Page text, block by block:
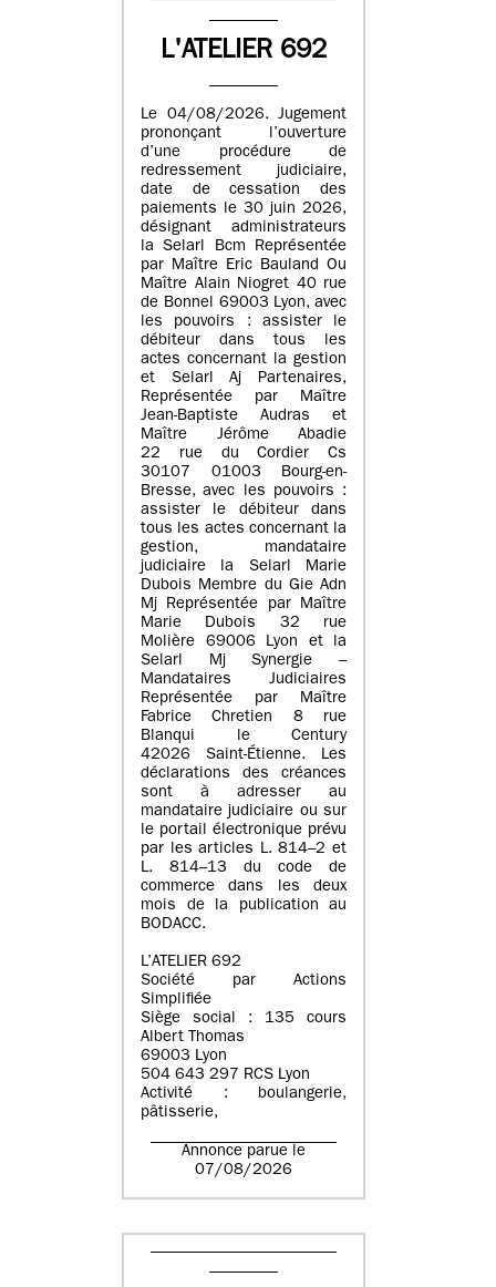
L'ATELIER 692
Le 04/08/2026. Jugement
prononçant l’ouverture
d’une procédure de
redressement judiciaire,
date de cessation des
paiements le 30 juin 2026,
désignant administrateurs
la Selarl Bcm Représentée
par Maître Eric Bauland Ou
Maître Alain Niogret 40 rue
de Bonnel 69003 Lyon, avec
les pouvoirs : assister le
débiteur dans tous les
actes concernant la gestion
et Selarl Aj Partenaires,
Représentée par Maître
Jean-Baptiste Audras et
Maître Jérôme Abadie
22 rue du Cordier Cs
30107 01003 Bourg-en-
Bresse, avec les pouvoirs :
assister le débiteur dans
tous les actes concernant la
gestion, mandataire
judiciaire la Selarl Marie
Dubois Membre du Gie Adn
Mj Représentée par Maître
Marie Dubois 32 rue
Molière 69006 Lyon et la
Selarl Mj Synergie –
Mandataires Judiciaires
Représentée par Maître
Fabrice Chretien 8 rue
Blanqui le Century
42026 Saint-Étienne. Les
déclarations des créances
sont à adresser au
mandataire judiciaire ou sur
le portail électronique prévu
par les articles L. 814–2 et
L. 814–13 du code de
commerce dans les deux
mois de la publication au
BODACC.
L’ATELIER 692
Société par Actions
Simplifiée
Siège social : 135 cours
Albert Thomas
69003 Lyon
504 643 297 RCS Lyon
Activité : boulangerie,
pâtisserie,
Annonce parue le
07/08/2026